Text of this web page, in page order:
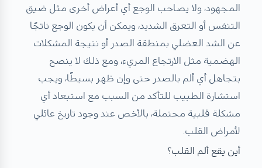
المجهود، ولا يصاحب الوجع أي أعراض أخرى مثل ضيق
التنفس أو التعرق الشديد، ويمكن أن يكون الوجع ناتجًا
عن الشد العضلي بمنطقة الصدر أو نتيجة المشكلات
الهضمية مثل الارتجاع المريء، ومع ذلك لا ينصح
بتجاهل أي ألم بالصدر حتى وإن ظهر بسيطًا، ويجب
استشارة الطبيب للتأكد من السبب مع استبعاد أي
مشكلة قلبية محتملة، بالأخص عند وجود تاريخ عائلي
لأمراض القلب.
أين يقع ألم القلب؟